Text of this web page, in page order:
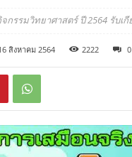
กรรมวิทยาศาสตร์ ปี 2564 รับ
สิงหาคม 2564 2222 0